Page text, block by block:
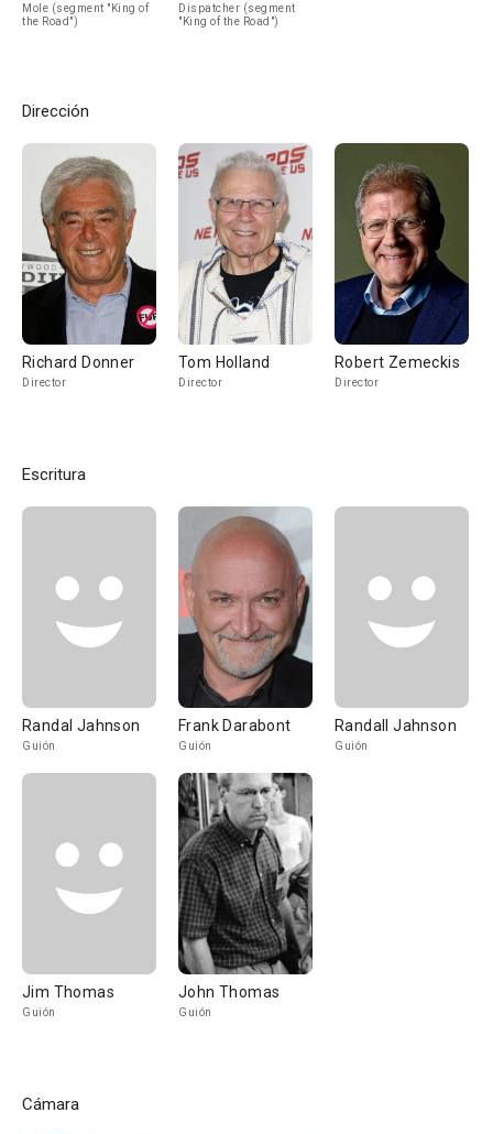
Mole (segment "King of
the Road")
Dispatcher (segment
"King of the Road")
Dirección
Richard Donner
Director
Tom Holland
Director
Robert Zemeckis
Director
Escritura
Randal Jahnson
Guión
Frank Darabont
Guión
Randall Jahnson
Guión
Jim Thomas
Guión
John Thomas
Guión
Cámara